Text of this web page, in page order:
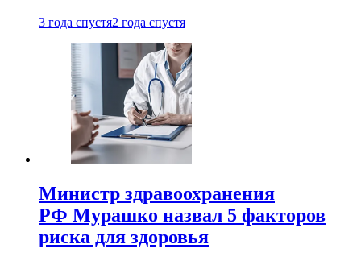
3 года спустя2 года спустя
Министр здравоохранения
РФ Мурашко назвал 5 факторов
риска для здоровья